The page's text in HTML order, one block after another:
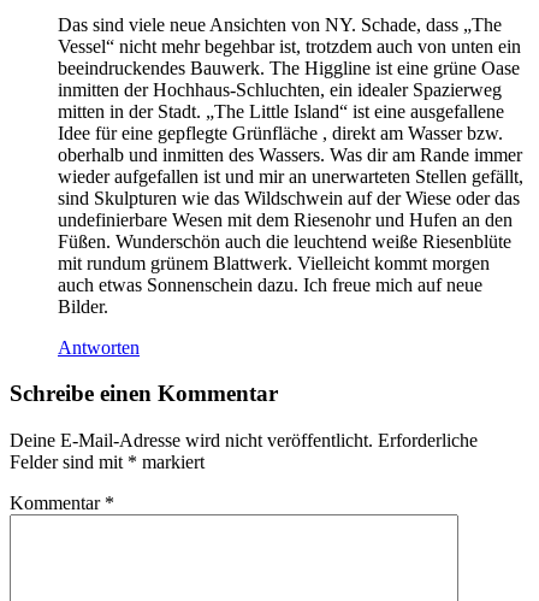
Das sind viele neue Ansichten von NY. Schade, dass „The
Vessel“ nicht mehr begehbar ist, trotzdem auch von unten ein
beeindruckendes Bauwerk. The Higgline ist eine grüne Oase
inmitten der Hochhaus-Schluchten, ein idealer Spazierweg
mitten in der Stadt. „The Little Island“ ist eine ausgefallene
Idee für eine gepflegte Grünfläche , direkt am Wasser bzw.
oberhalb und inmitten des Wassers. Was dir am Rande immer
wieder aufgefallen ist und mir an unerwarteten Stellen gefällt,
sind Skulpturen wie das Wildschwein auf der Wiese oder das
undefinierbare Wesen mit dem Riesenohr und Hufen an den
Füßen. Wunderschön auch die leuchtend weiße Riesenblüte
mit rundum grünem Blattwerk. Vielleicht kommt morgen
auch etwas Sonnenschein dazu. Ich freue mich auf neue
Bilder.
Antworten
Schreibe einen Kommentar
Deine E-Mail-Adresse wird nicht veröffentlicht. Erforderliche
Felder sind mit * markiert
Kommentar *